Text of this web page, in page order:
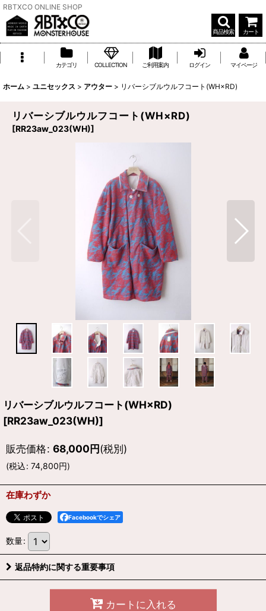
RBTXCO ONLINE SHOP
商品検索 カート
カテゴリ COLLECTION ご利用案内 ログイン マイページ
ホーム > ユニセックス > アウター > リバーシブルウルフコート(WH×RD)
リバーシブルウルフコート(WH×RD)
[RR23aw_023(WH)]
リバーシブルウルフコート(WH×RD)
[RR23aw_023(WH)]
販売価格: 68,000円(税別)
(税込: 74,800円)
在庫わずか
Facebookでシェア
数量:
返品特約に関する重要事項
カートに入れる